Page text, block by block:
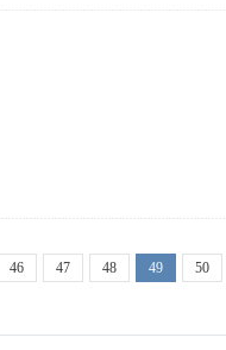
46 47 48 49 50